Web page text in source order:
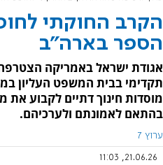
הקרב החוקתי
הספר בארה"ב
אגודת ישראל באמריקה
תקדימי בבית המשפט העליון
מוסדות חינוך דתיים לקבוע
בהתאם לאמונתם ולערכיהם.
ערוץ 7
21.06.26, 11:03